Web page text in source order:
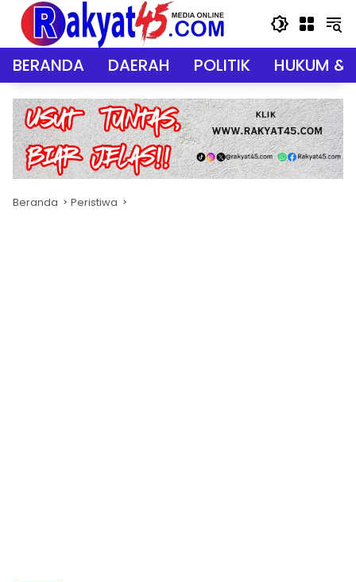
Langsung
konten
BERANDA DAERAH POLITIK HUKUM &
Beranda Peristiwa